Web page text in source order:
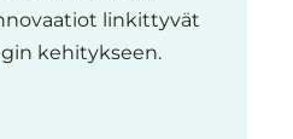
linkittyvät
kehitykseen.